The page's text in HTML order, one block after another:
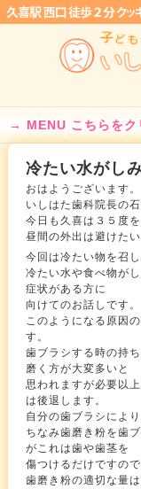
MENU こちらをク
冷たい水がし
おはようございます。
いしはた歯科院長の石
今日も久喜は３５度
昼間の外出は避けた
今回は冷たい物を召
冷たい水や食べ物が
症状がある方に
向けてのお話しです
このようになる原因
す。
歯ブラシする時の持
磨く方が大変多いと
思われますが必要以
は後退します。
自分の歯ブラシによ
ちなみ歯磨き粉を歯
がこれは歯や歯茎を
傷つけるだけですの
歯磨き粉の適切な量